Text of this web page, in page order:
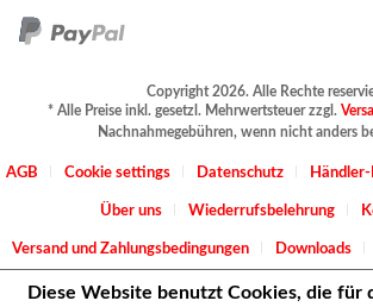
Copyright 2026. Alle Rechte
* Alle Preise inkl. gesetzl. Mehrwertsteuer zzgl.
Nachnahmegebühren, wenn nicht anders
AGB Cookie settings Datenschutz
Über uns Wiederrufsbelehrung
Versand und Zahlungsbedingungen Downloads
Diese Website benutzt Cookies, die für